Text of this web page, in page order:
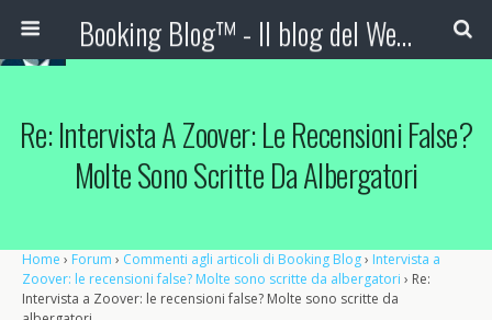
Booking Blog™ - Il blog del Web Marketing Turistico
Re: Intervista A Zoover: Le Recensioni False?
Molte Sono Scritte Da Albergatori
Home › Forum › Commenti agli articoli di Booking Blog› Intervista a
Zoover: le recensioni false? Molte sono scritte da albergatori › Re:
Intervista a Zoover: le recensioni false? Molte sono scritte da